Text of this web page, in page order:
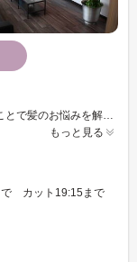
もっと見る
カット19:15まで